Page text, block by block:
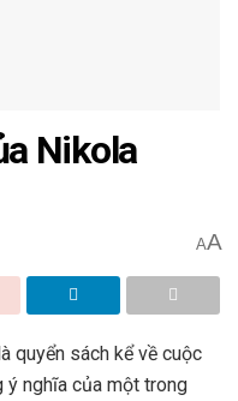
Nikola
AA
quyển sách kể về cuộc
nghĩa của một trong